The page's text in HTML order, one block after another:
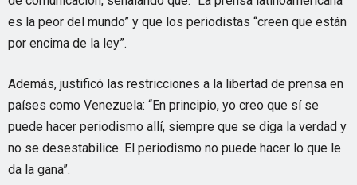
es la peor del mundo” y que los periodistas “creen que están
por encima de la ley”.
Además, justificó las restricciones a la libertad de prensa en
países como Venezuela: “En principio, yo creo que sí se
puede hacer periodismo allí, siempre que se diga la verdad y
no se desestabilice. El periodismo no puede hacer lo que le
da la gana”.